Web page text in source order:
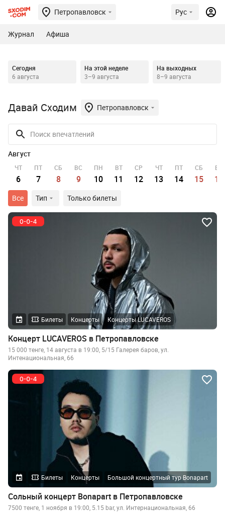
Петропавловск Рус
Журнал Афиша
Сегодня
6 августа
На этой неделе
3–9 августа
На выходных
8–9 августа
Давай Сходим Петропавловск
Август
ЧТ
6
ПТ
7
СБ
8
ВС
9
ПН
10
ВТ
11
СР
12
ЧТ
13
ПТ
14
СБ
15
ВС
16
Все Тип Только билеты
Билеты Концерты Концерты LUCAVEROS
Концерт LUCAVEROS в Петропавловске
15 000 тенге, 14 августа в 19:00, 5/15 Галерея баров, ул.
Интенациональная, 66
Билеты Концерты Большой концертный тур Bonapart
Сольный концерт Bonapart в Петропавловске
7500 тенге, 1 ноября в 19:00, 5.15 bar, ул. Интернациональная, 66